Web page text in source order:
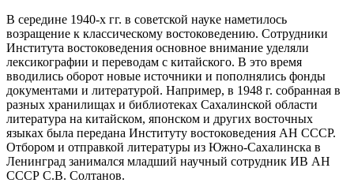
В середине 1940-х гг. в советской науке наметилось
возращение к классическому востоковедению. Сотрудники
Института востоковедения основное внимание уделяли
лексикографии и переводам с китайского. В это время
вводились оборот новые источники и пополнялись фонды
документами и литературой. Например, в 1948 г. собранная в
разных хранилищах и библиотеках Сахалинской области
литература на китайском, японском и других восточных
языках была передана Институту востоковедения АН СССР.
Отбором и отправкой литературы из Южно-Сахалинска в
Ленинград занимался младший научный сотрудник ИВ АН
СССР С.В. Солтанов.